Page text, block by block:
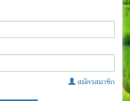
สมัครสมาชิก